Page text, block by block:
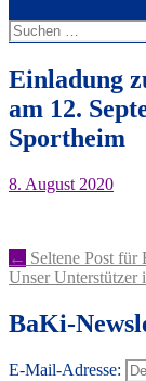
Suche
nach:
Einladung
am 12.
Sportheim
8. August 2020
Artikel-
Navigation
← Seltene Post für
Unser Unterstützer
BaKi-
E-Mail-Adresse: